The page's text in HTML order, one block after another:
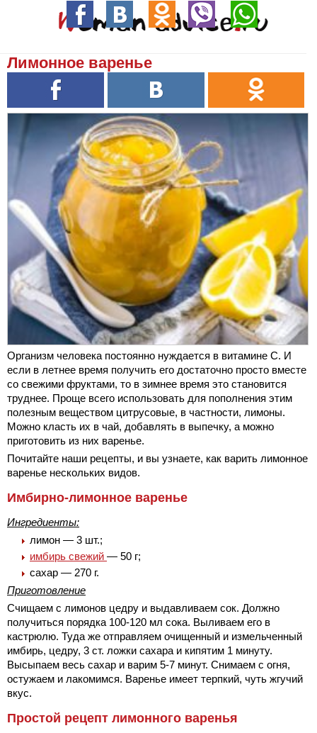
Лимонное варенье
Организм человека постоянно нуждается в витамине С. И
если в летнее время получить его достаточно просто вместе
со свежими фруктами, то в зимнее время это становится
труднее. Проще всего использовать для пополнения этим
полезным веществом цитрусовые, в частности, лимоны.
Можно класть их в чай, добавлять в выпечку, а можно
приготовить из них варенье.
Почитайте наши рецепты, и вы узнаете, как варить лимонное
варенье нескольких видов.
Имбирно-лимонное варенье
Ингредиенты:
лимон — 3 шт.;
имбирь свежий — 50 г;
сахар — 270 г.
Приготовление
Счищаем с лимонов цедру и выдавливаем сок. Должно
получиться порядка 100-120 мл сока. Выливаем его в
кастрюлю. Туда же отправляем очищенный и измельченный
имбирь, цедру, 3 ст. ложки сахара и кипятим 1 минуту.
Высыпаем весь сахар и варим 5-7 минут. Снимаем с огня,
остужаем и лакомимся. Варенье имеет терпкий, чуть жгучий
вкус.
Простой рецепт лимонного варенья